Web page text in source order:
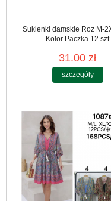
Sukienki damskie Roz M-
Kolor Paczka 12 szt
31.00 zł
szczegóły